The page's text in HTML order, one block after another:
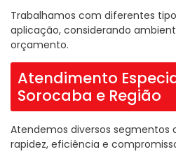
Trabalhamos com diferentes
aplicação, considerando
orçamento.
Atendimento
Sorocaba e Região
Atendemos diversos segmentos
rapidez, eficiência e